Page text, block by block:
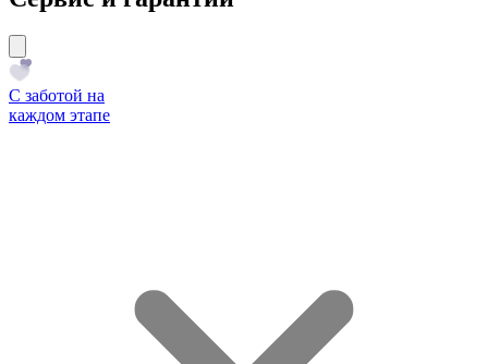
С заботой на
каждом этапе